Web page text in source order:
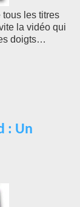
les titres
la vidéo qui
doigts…
: Un